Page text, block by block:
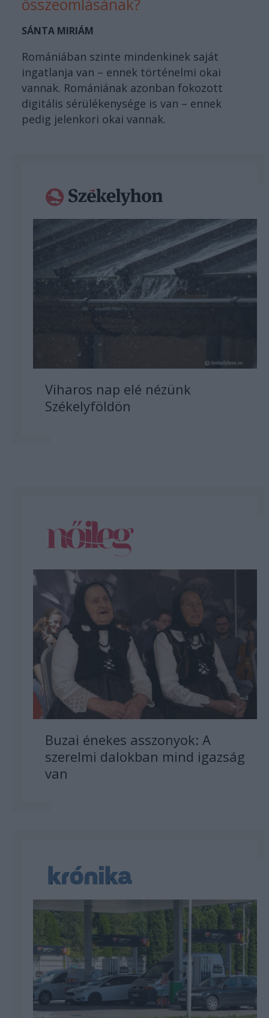
összeomlásának?
SÁNTA MIRIÁM
Romániában szinte mindenkinek saját
ingatlanja van – ennek történelmi okai
vannak. Romániának azonban fokozott
digitális sérülékenysége is van – ennek
pedig jelenkori okai vannak.
Viharos nap elé nézünk
Székelyföldön
Buzai énekes asszonyok: A
szerelmi dalokban mind igazság
van